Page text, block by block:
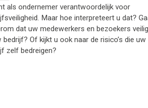
als ondernemer verantwoordelijk voor
Maar hoe interpreteert u dat?
dat uw medewerkers en bezoekers
bedrijf? Of kijkt u ook naar de risico’s die uw
zelf bedreigen?